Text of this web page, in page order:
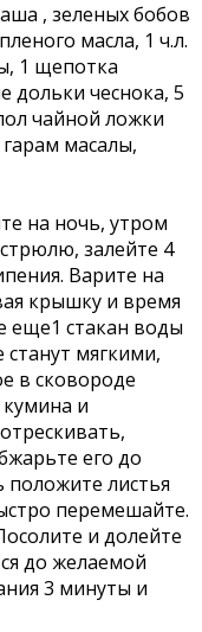
, зеленых бобов
масла, 1 ч.л.
1 щепотка
дольки чеснока, 5
чайной ложки
масалы,
на ночь, утром
залейте 4
Варите на
крышку и время
еще1 стакан воды
мягкими,
в сковороде
и
его до
положите листья
перемешайте.
и долейте
до желаемой
3 минуты и